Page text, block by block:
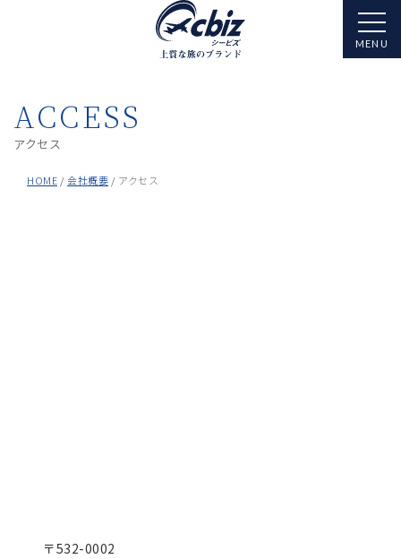
ACCESS
アクセス
HOME 会社概要 アクセス
〒532-0002